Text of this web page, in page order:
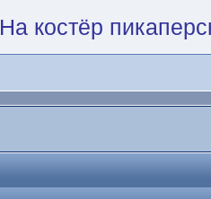
На костёр